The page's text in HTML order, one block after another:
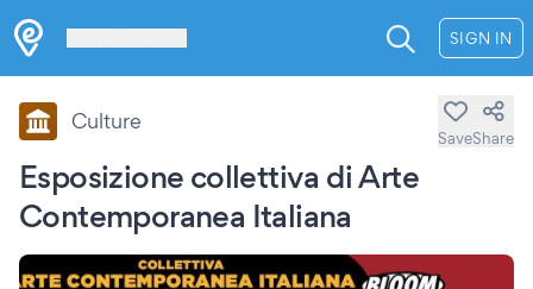
SIGN IN
Esposizione collettiva di Arte
Contemporanea Italiana
Culture
SaveShare